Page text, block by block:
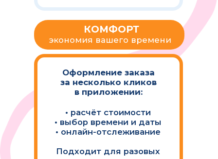
В МОБИЛЬНОМ
ПРИЛОЖЕНИИ
ВЫ МОЖЕТЕ: